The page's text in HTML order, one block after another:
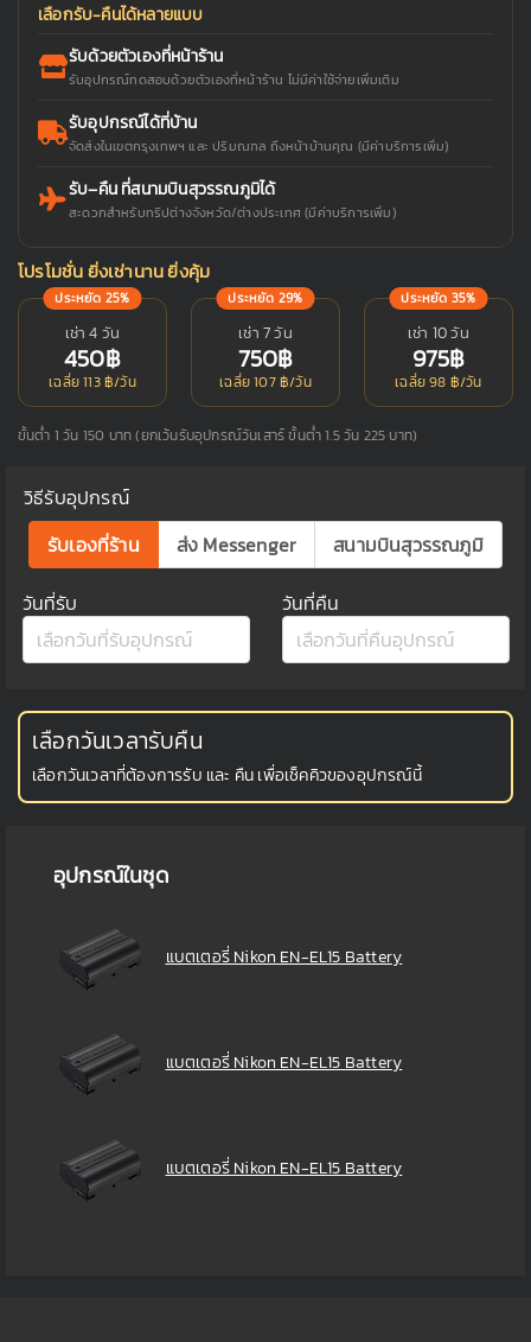
เลือกรับ-คืนได้หลายแบบ
รับด้วยตัวเองที่หน้าร้าน
รับอุปกรณ์ทดสอบด้วยตัวเองที่หน้าร้าน ไม่มีค่าใช้จ่ายเพิ่มเติม
รับอุปกรณ์ได้ที่บ้าน
จัดส่งในเขตกรุงเทพฯ และ ปริมณฑล ถึงหน้าบ้านคุณ (มีค่าบริการเพิ่ม)
รับ–คืน ที่สนามบินสุวรรณภูมิได้
สะดวกสำหรับทริปต่างจังหวัด/ต่างประเทศ (มีค่าบริการเพิ่ม)
โปรโมชั่น ยิ่งเช่านาน ยิ่งคุ้ม
ประหยัด 25%
เช่า 4 วัน
450฿
เฉลี่ย 113 ฿/วัน
ประหยัด 29%
เช่า 7 วัน
750฿
เฉลี่ย 107 ฿/วัน
ประหยัด 35%
เช่า 10 วัน
975฿
เฉลี่ย 98 ฿/วัน
ขั้นต่ำ 1 วัน 150 บาท (ยกเว้นรับอุปกรณ์วันเสาร์ ขั้นต่ำ 1.5 วัน 225 บาท)
วิธีรับอุปกรณ์
รับเองที่ร้าน
ส่ง Messenger สนามบินสุวรรณภูมิ
วันที่รับ วันที่คืน
เลือกวันเวลารับคืน
เลือกวันเวลาที่ต้องการรับ และ คืน เพื่อเช็คคิวของอุปกรณ์นี้
อุปกรณ์ในชุด
แบตเตอรี่ Nikon EN-EL15 Battery
แบตเตอรี่ Nikon EN-EL15 Battery
แบตเตอรี่ Nikon EN-EL15 Battery